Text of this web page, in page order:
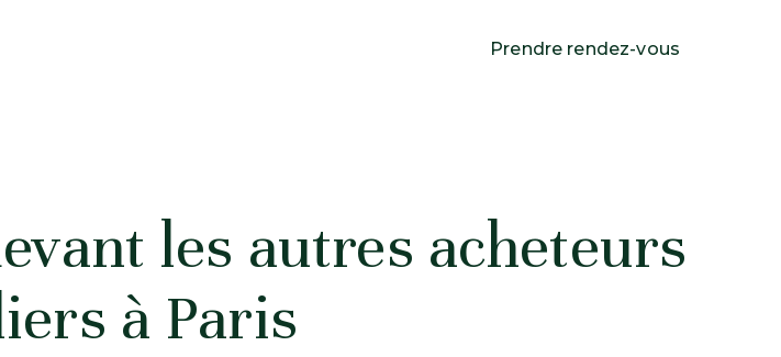
Prendre rendez-vous
les autres acheteurs
à Paris